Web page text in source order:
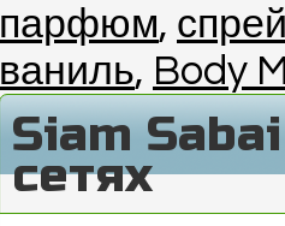
парфюм,
ваниль, Body
Siam
сетях